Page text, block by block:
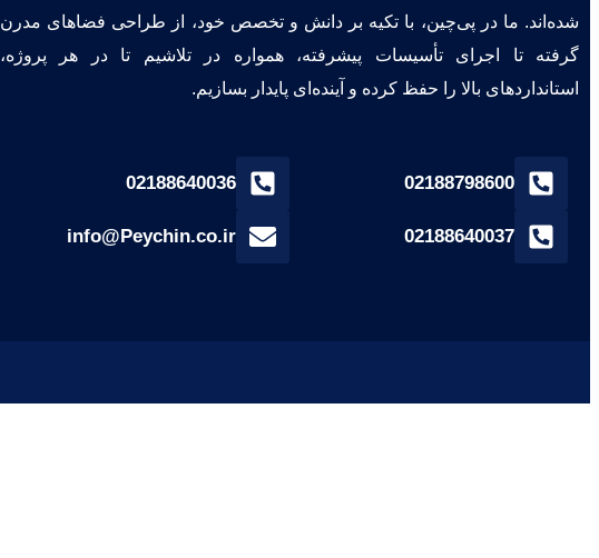
شده‌اند. ما در پی‌چین، با تکیه بر دانش و تخصص خود، از طراحی فضاهای مدرن
گرفته تا اجرای تأسیسات پیشرفته، همواره در تلاشیم تا در هر پروژه،
استانداردهای بالا را حفظ کرده و آینده‌ای پایدار بسازیم.
02188798600
02188640036
02188640037
info@Peychin.co.ir